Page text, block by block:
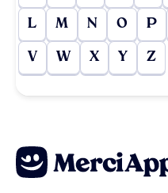
L M N O P
V W X Y Z